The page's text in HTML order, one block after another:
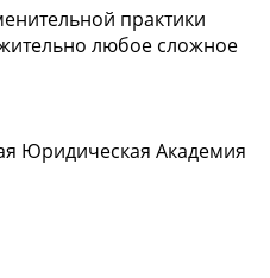
практики
любое сложное
Юридическая Академия